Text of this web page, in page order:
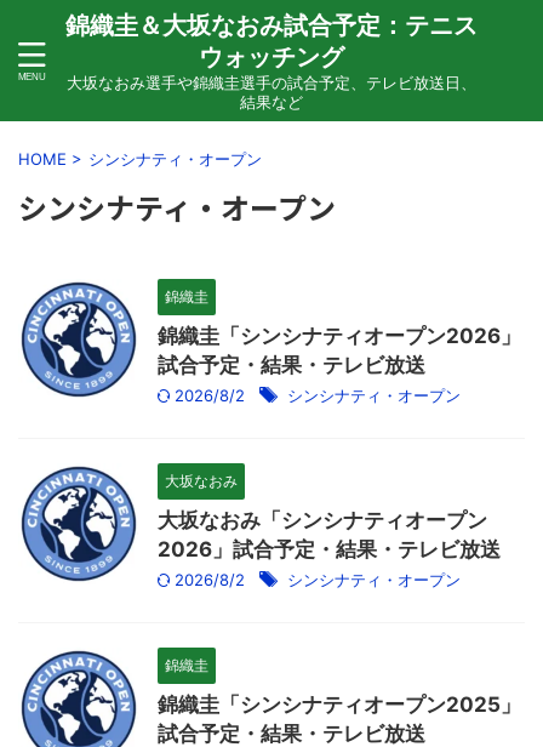
錦織圭＆大坂なおみ試合予定：テニス
ウォッチング
大坂なおみ選手や錦織圭選手の試合予定、テレビ放送日、
結果など
HOME > シンシナティ・オープン
シンシナティ・オープン
錦織圭
錦織圭「シンシナティオープン2026」
試合予定・結果・テレビ放送
2026/8/2 シンシナティ・オープン
大坂なおみ
大坂なおみ「シンシナティオープン
2026」試合予定・結果・テレビ放送
2026/8/2 シンシナティ・オープン
錦織圭
錦織圭「シンシナティオープン2025」
試合予定・結果・テレビ放送